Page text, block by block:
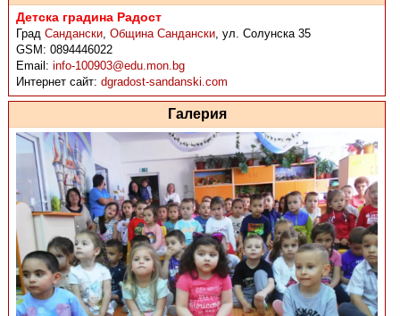
Детска градина Радост
ГрадСандански,Община Сандански,ул. Солунска 35
GSM:0894446022
Email:info-100903@edu.mon.bg
Интернет сайт:dgradost-sandanski.com
Галерия